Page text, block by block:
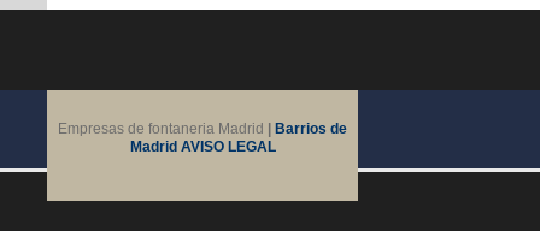
Empresas de fontaneria Madrid
Barrios de
Madrid AVISO LEGAL